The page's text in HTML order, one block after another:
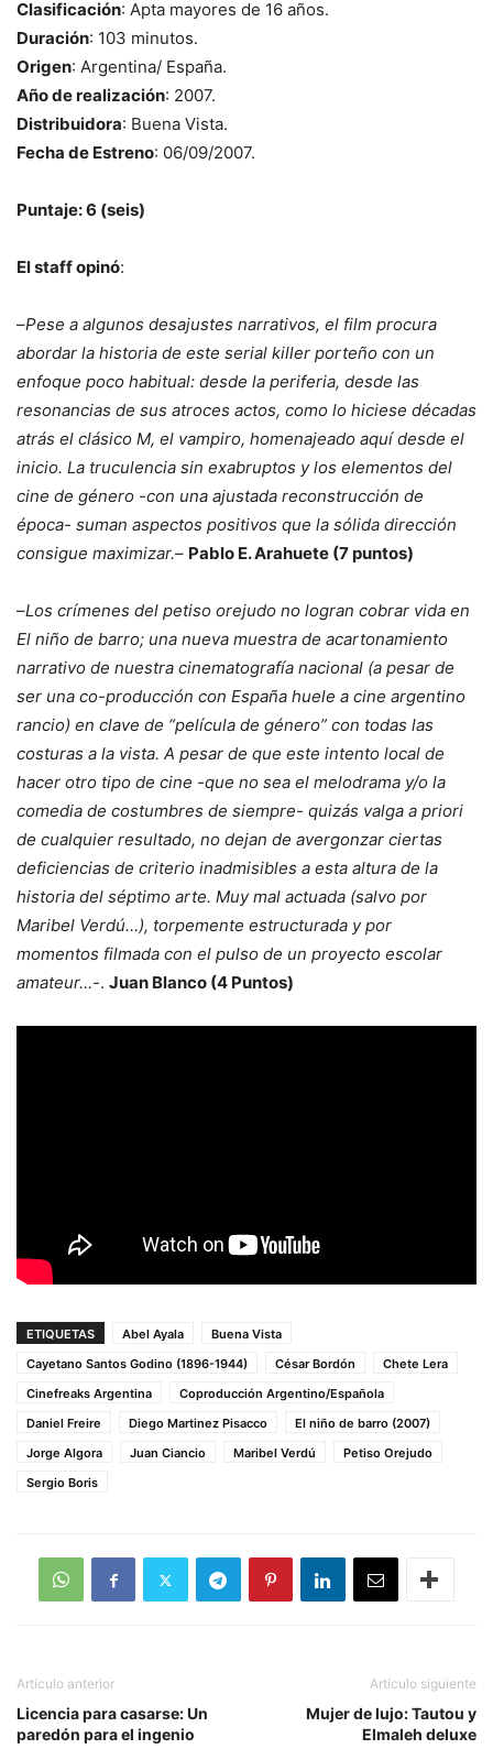
Clasificación: Apta mayores de 16 años.
Duración: 103 minutos.
Origen: Argentina/ España.
Año de realización: 2007.
Distribuidora: Buena Vista.
Fecha de Estreno: 06/09/2007.
Puntaje: 6 (seis)
El staff opinó:
–Pese a algunos desajustes narrativos, el film procura
abordar la historia de este serial killer porteño con un
enfoque poco habitual: desde la periferia, desde las
resonancias de sus atroces actos, como lo hiciese décadas
atrás el clásico M, el vampiro, homenajeado aquí desde el
inicio. La truculencia sin exabruptos y los elementos del
cine de género -con una ajustada reconstrucción de
época- suman aspectos positivos que la sólida dirección
consigue maximizar.– Pablo E. Arahuete (7 puntos)
–Los crímenes del petiso orejudo no logran cobrar vida en
El niño de barro; una nueva muestra de acartonamiento
narrativo de nuestra cinematografía nacional (a pesar de
ser una co-producción con España huele a cine argentino
rancio) en clave de “película de género” con todas las
costuras a la vista. A pesar de que este intento local de
hacer otro tipo de cine -que no sea el melodrama y/o la
comedia de costumbres de siempre- quizás valga a priori
de cualquier resultado, no dejan de avergonzar ciertas
deficiencias de criterio inadmisibles a esta altura de la
historia del séptimo arte. Muy mal actuada (salvo por
Maribel Verdú…), torpemente estructurada y por
momentos filmada con el pulso de un proyecto escolar
amateur…-. Juan Blanco (4 Puntos)
ETIQUETAS Abel Ayala
Buena Vista
Cayetano Santos Godino (1896-1944)
César Bordón
Chete Lera
Cinefreaks Argentina
Coproducción Argentino/Española
Daniel Freire
Diego Martinez Pisacco
El niño de barro (2007)
Jorge Algora
Juan Ciancio Maribel Verdú
Petiso Orejudo
Sergio Boris
Artículo anterior
Licencia para casarse: Un
paredón para el ingenio
Artículo siguiente
Mujer de lujo: Tautou y
Elmaleh deluxe